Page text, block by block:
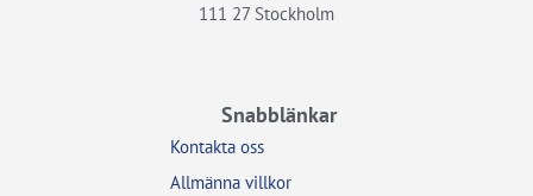
111 27 Stockholm
Snabblänkar
Kontakta oss
Allmänna villkor